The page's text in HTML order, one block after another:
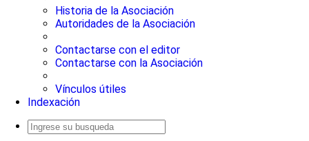
Historia de la Asociación
Autoridades de la Asociación
Contactarse con el editor
Contactarse con la Asociación
Vínculos útiles
Indexación